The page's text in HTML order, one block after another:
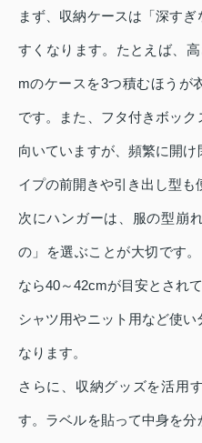
まず、収納ケースは「深す
すくなります。たとえば、
mのケースを3つ積むほうが
です。また、フタ付きボッ
向いていますが、頻繁に開
イプの前開きや引き出し型も
次にハンガーは、服の型崩
の」を選ぶことが大切です
なら40～42cmが目安とされ
シャツ用やニット用など使い
なります。
さらに、収納グッズを活用
す。ラベルを貼って中身を